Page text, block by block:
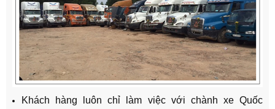
Khách hàng luôn chỉ làm việc với chành xe Quốc